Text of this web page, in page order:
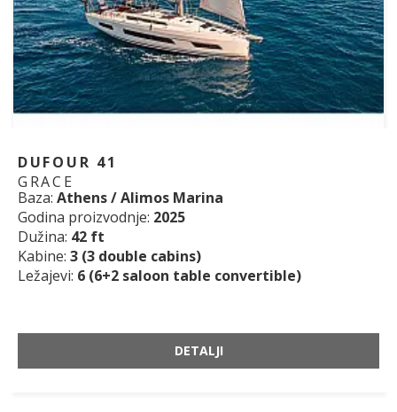
DUFOUR 41
GRACE
Baza: Athens / Alimos Marina
Godina proizvodnje: 2025
Dužina: 42 ft
Kabine: 3 (3 double cabins)
Ležajevi: 6 (6+2 saloon table convertible)
DETALJI